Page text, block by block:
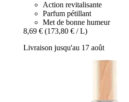
Action revitalisante
Parfum pétillant
Met de bonne humeur
8,69 € (173,80 € / L)
Livraison jusqu'au 17 août